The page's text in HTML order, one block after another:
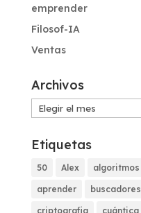
emprender
Filosof-IA
Ventas
Archivos
Archivos
Etiquetas
50 Alex algoritmos
aprender buscadores
criptografia cuántica